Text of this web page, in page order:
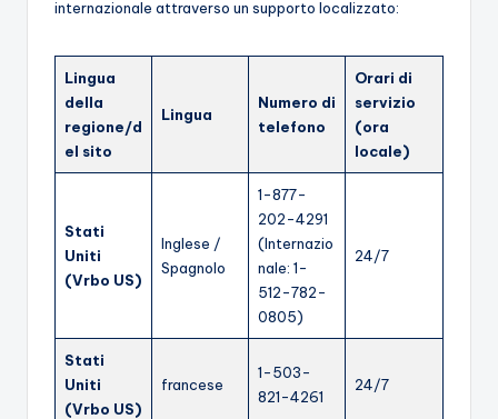
internazionale attraverso un supporto localizzato:
Lingua
della
regione/d
el sito
Lingua
Numero di
telefono
Orari di
servizio
(ora
locale)
Stati
Uniti
(Vrbo US)
Inglese /
Spagnolo
1-877-
202-4291
(Internazio
nale: 1-
512-782-
0805)
24/7
Stati
Uniti
(Vrbo US)
francese
1-503-
821-4261
24/7